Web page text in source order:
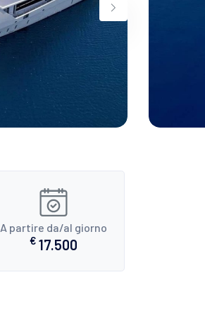
A partire da/al giorno
€17.500